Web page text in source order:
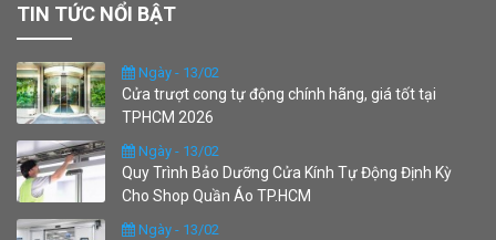
TIN TỨC NỔI BẬT
Ngày - 13/02
Cửa trượt cong tự động chính hãng, giá tốt tại
TPHCM 2026
Ngày - 13/02
Quy Trình Bảo Dưỡng Cửa Kính Tự Động Định Kỳ
Cho Shop Quần Áo TP.HCM
Ngày - 13/02